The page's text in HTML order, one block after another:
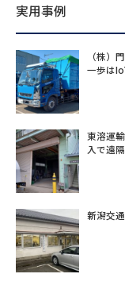
実用事例
（株）
一歩は
東溶運
入で遠
新潟交